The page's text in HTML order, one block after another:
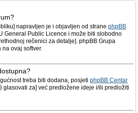
napravljen je i objavljen od strane phpBB
General Public Licence i može biti slobodno
rečenici za detalje]. phpBB Grupa
na ovaj softver.
treba biti dodana, posjeti phpBB Centar
glasovati za] već predložene ideje i/ili predložiti